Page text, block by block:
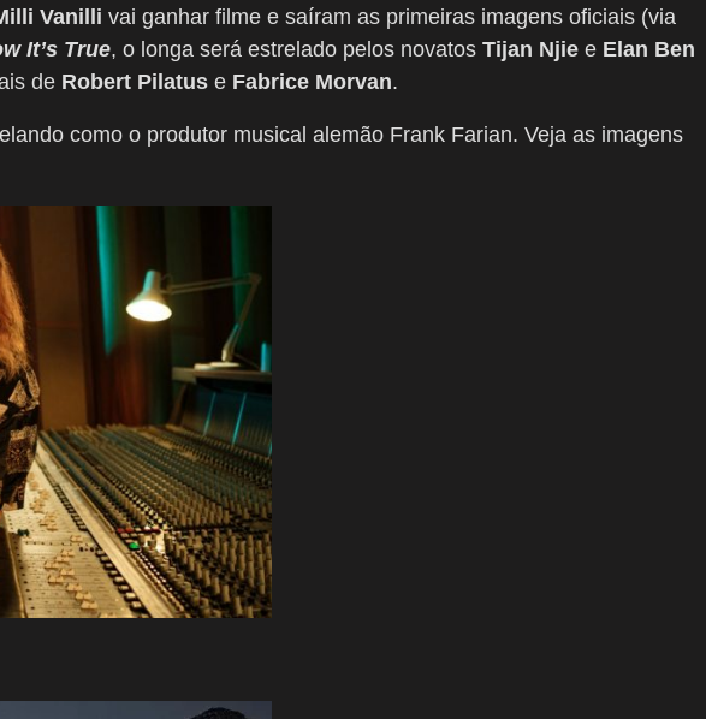
Vanilli vai ganhar filme e saíram as primeiras imagens oficiais (via
It’s True, o longa será estrelado pelos novatos Tijan Njie e Elan Ben
de Robert Pilatus e Fabrice Morvan.
como o produtor musical alemão Frank Farian. Veja as imagens